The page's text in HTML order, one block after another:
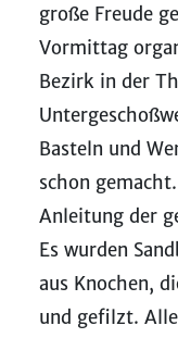
große Freude
Vormittag
Bezirk in der
Basteln und
schon
Anleitung der
Es wurden
aus Knochen,
und gefilzt.